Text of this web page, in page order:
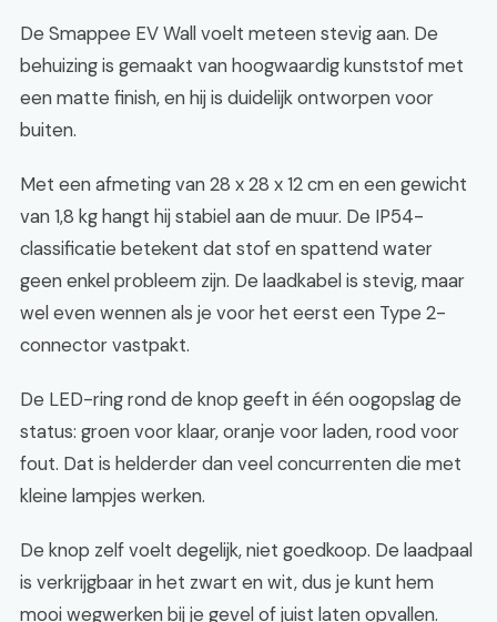
De Smappee EV Wall voelt meteen stevig aan. De
behuizing is gemaakt van hoogwaardig kunststof met
een matte finish, en hij is duidelijk ontworpen voor
buiten.
Met een afmeting van 28 x 28 x 12 cm en een gewicht
van 1,8 kg hangt hij stabiel aan de muur. De IP54-
classificatie betekent dat stof en spattend water
geen enkel probleem zijn. De laadkabel is stevig, maar
wel even wennen als je voor het eerst een Type 2-
connector vastpakt.
De LED-ring rond de knop geeft in één oogopslag de
status: groen voor klaar, oranje voor laden, rood voor
fout. Dat is helderder dan veel concurrenten die met
kleine lampjes werken.
De knop zelf voelt degelijk, niet goedkoop. De laadpaal
is verkrijgbaar in het zwart en wit, dus je kunt hem
mooi wegwerken bij je gevel of juist laten opvallen.